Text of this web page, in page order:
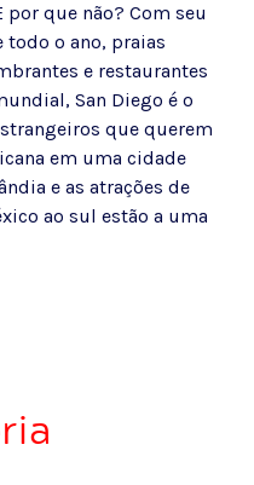
que não? Com ​​seu
o ano, praias
e restaurantes
San Diego é o
que querem
em uma cidade
e as atrações de
ao sul estão a uma